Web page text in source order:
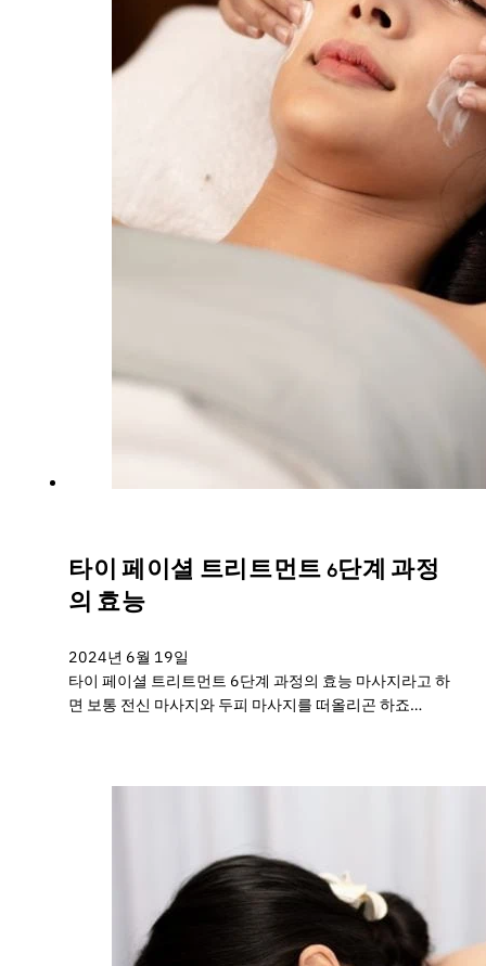
타이 페이셜 트리트먼트 6단계 과정
의 효능
2024년 6월 19일
타이 페이셜 트리트먼트 6단계 과정의 효능 마사지라고 하
면 보통 전신 마사지와 두피 마사지를 떠올리곤 하죠…